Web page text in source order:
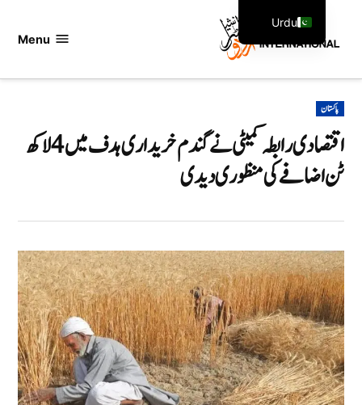
Menu
POSTED
IN
پاکستان
اقتصادی رابطہ کمیٹی نے گندم خریداری ہدف میں 4 لاکھ
ٹن اضافے کی منظوری دیدی
Urdu
English